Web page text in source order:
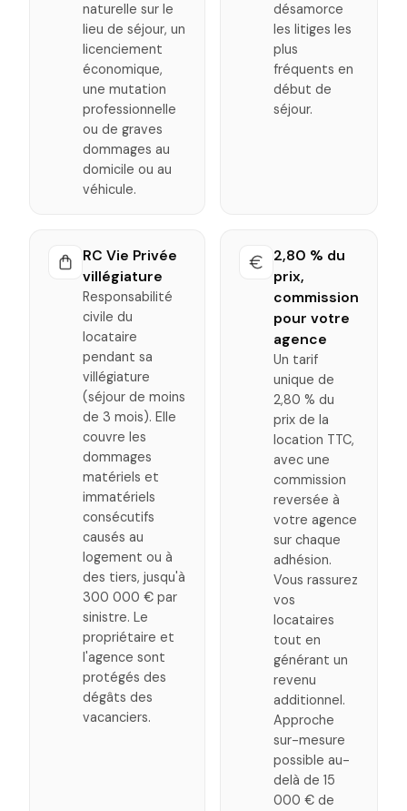
naturelle sur le
lieu de séjour, un
licenciement
économique,
une mutation
professionnelle
ou de graves
dommages au
domicile ou au
véhicule.
désamorce
les litiges les
plus
fréquents en
début de
séjour.
RC Vie Privée
villégiature
Responsabilité
civile du
locataire
pendant sa
villégiature
(séjour de moins
de 3 mois). Elle
couvre les
dommages
matériels et
immatériels
consécutifs
causés au
logement ou à
des tiers, jusqu'à
300 000 € par
sinistre. Le
propriétaire et
l'agence sont
protégés des
dégâts des
vacanciers.
2,80 % du
prix,
commission
pour votre
agence
Un tarif
unique de
2,80 % du
prix de la
location TTC,
avec une
commission
reversée à
votre agence
sur chaque
adhésion.
Vous rassurez
vos
locataires
tout en
générant un
revenu
additionnel.
Approche
sur-mesure
possible au-
delà de 15
000 € de